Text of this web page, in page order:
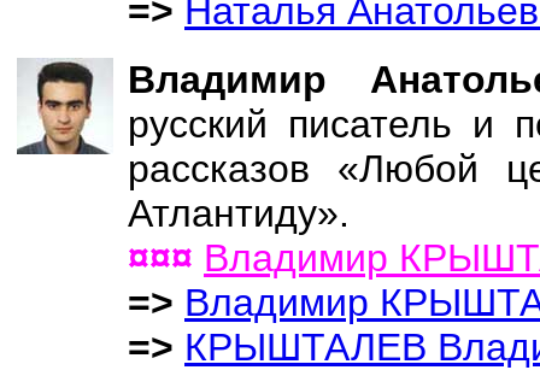
=> Наталья
Владимир
русский писатель и
рассказов «Любой
Атлантиду».
¤¤¤ Владимир
=> Владимир
=> КРЫШТАЛЕВ